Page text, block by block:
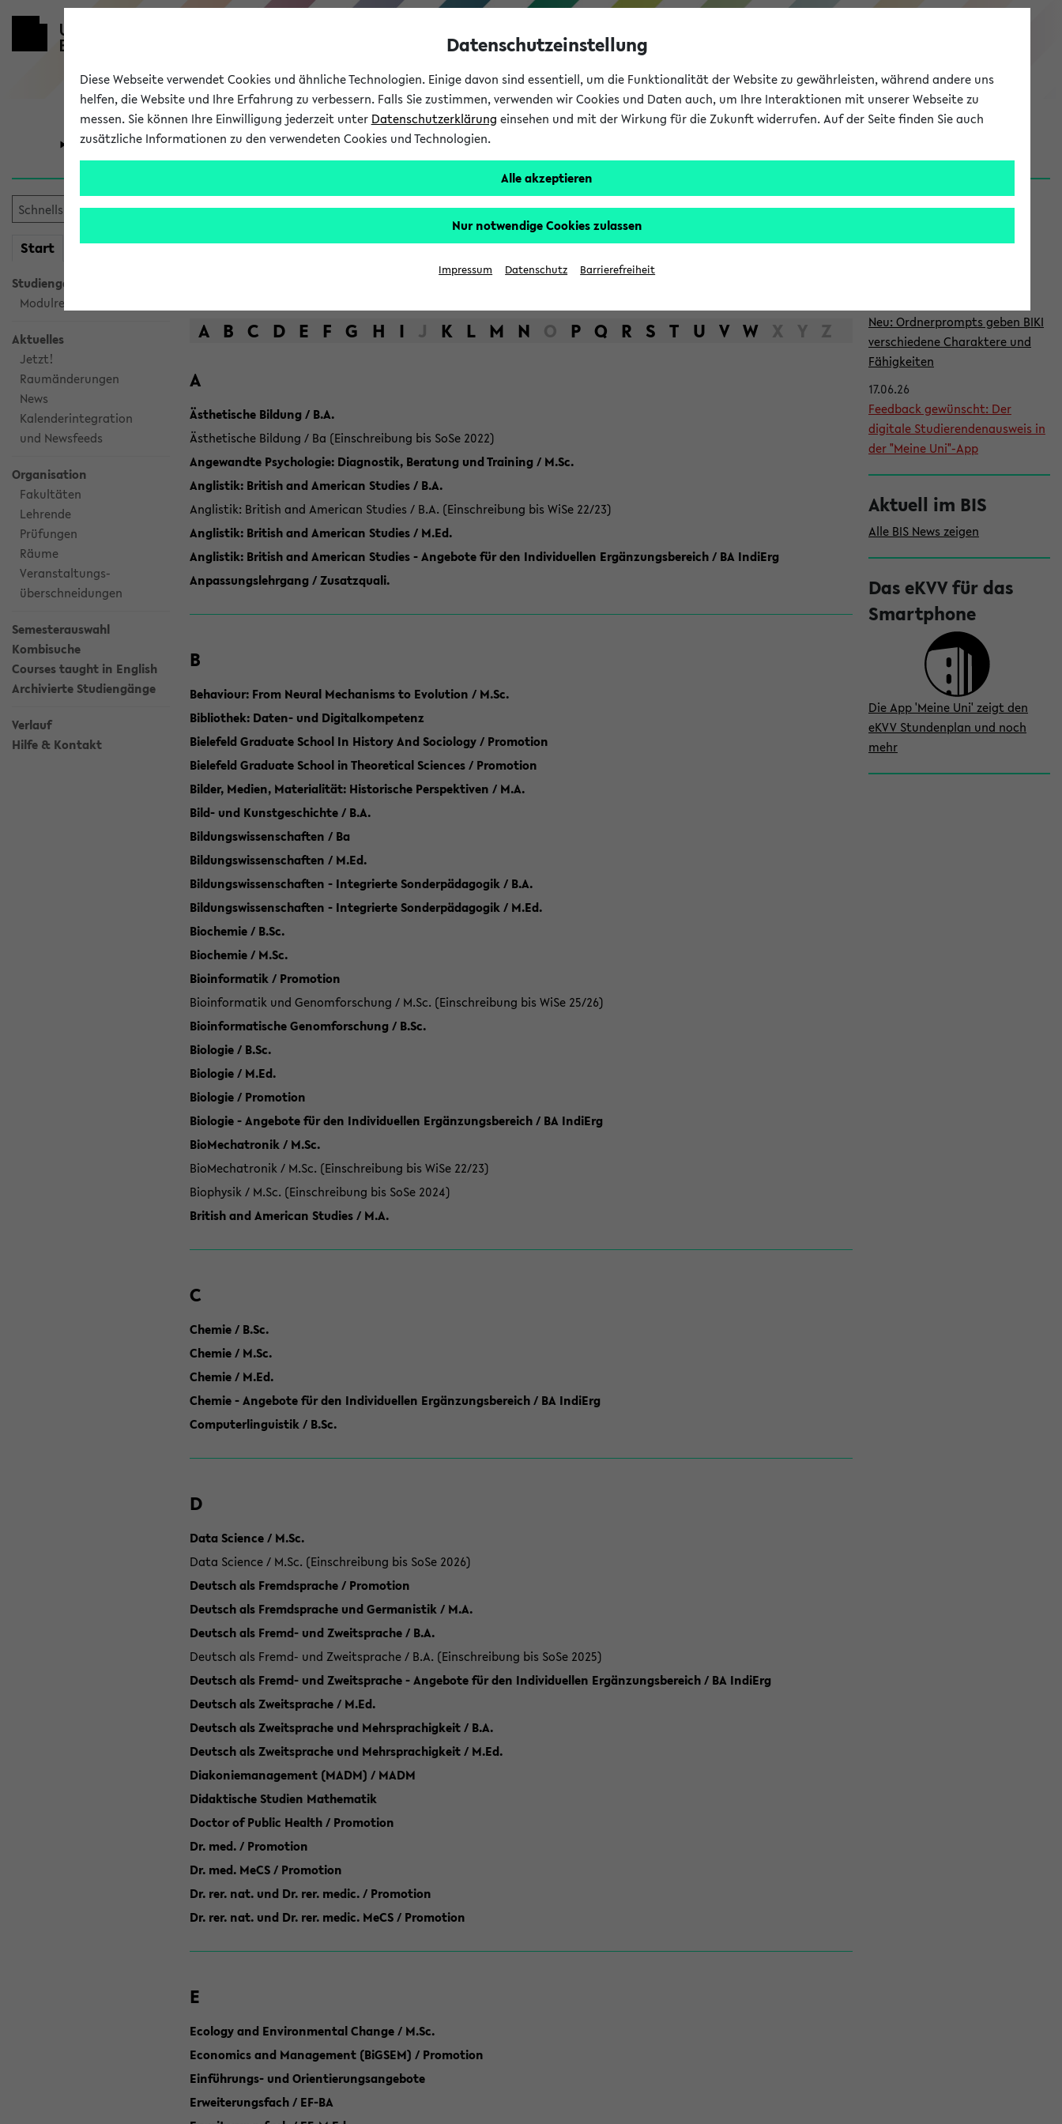
eKVV
Universität Forschung Studium
Start meineKVV
Studiengangsauswahl
Modulrecherche
Aktuelles
Jetzt!
Raumänderungen
News
Kalenderintegration
und Newsfeeds
Organisation
Fakultäten
Lehrende
Prüfungen
Räume
Veranstaltungs-
überschneidungen
Semesterauswahl
Kombisuche
Courses taught in English
Archivierte Studiengänge
Verlauf
Hilfe & Kontakt
Das Lehrangebot der Universität Bielefeld
A B C D E F G H I J K L M N O P Q R S T U V W X Y Z
A
Ästhetische Bildung / B.A.
Ästhetische Bildung / Ba (Einschreibung bis SoSe 2022)
Angewandte Psychologie: Diagnostik, Beratung und Training / M.Sc.
Anglistik: British and American Studies / B.A.
Anglistik: British and American Studies / B.A. (Einschreibung bis WiSe 22/23)
Anglistik: British and American Studies / M.Ed.
Anglistik: British and American Studies - Angebote für den Individuellen Ergänzungsbereich / BA IndiErg
Anpassungslehrgang / Zusatzquali.
B
Behaviour: From Neural Mechanisms to Evolution / M.Sc.
Bibliothek: Daten- und Digitalkompetenz
Bielefeld Graduate School In History And Sociology / Promotion
Bielefeld Graduate School in Theoretical Sciences / Promotion
Bilder, Medien, Materialität: Historische Perspektiven / M.A.
Bild- und Kunstgeschichte / B.A.
Bildungswissenschaften / Ba
Bildungswissenschaften / M.Ed.
Bildungswissenschaften - Integrierte Sonderpädagogik / B.A.
Bildungswissenschaften - Integrierte Sonderpädagogik / M.Ed.
Biochemie / B.Sc.
Biochemie / M.Sc.
Bioinformatik / Promotion
Bioinformatik und Genomforschung / M.Sc. (Einschreibung bis WiSe 25/26)
Bioinformatische Genomforschung / B.Sc.
Biologie / B.Sc.
Biologie / M.Ed.
Biologie / Promotion
Biologie - Angebote für den Individuellen Ergänzungsbereich / BA IndiErg
BioMechatronik / M.Sc.
BioMechatronik / M.Sc. (Einschreibung bis WiSe 22/23)
Biophysik / M.Sc. (Einschreibung bis SoSe 2024)
British and American Studies / M.A.
C
Chemie / B.Sc.
Chemie / M.Sc.
Chemie / M.Ed.
Chemie - Angebote für den Individuellen Ergänzungsbereich / BA IndiErg
Computerlinguistik / B.Sc.
D
Data Science / M.Sc.
Data Science / M.Sc. (Einschreibung bis SoSe 2026)
Deutsch als Fremdsprache / Promotion
Deutsch als Fremdsprache und Germanistik / M.A.
Deutsch als Fremd- und Zweitsprache / B.A.
Deutsch als Fremd- und Zweitsprache / B.A. (Einschreibung bis SoSe 2025)
Deutsch als Fremd- und Zweitsprache - Angebote für den Individuellen Ergänzungsbereich / BA IndiErg
Deutsch als Zweitsprache / M.Ed.
Deutsch als Zweitsprache und Mehrsprachigkeit / B.A.
Deutsch als Zweitsprache und Mehrsprachigkeit / M.Ed.
Diakoniemanagement (MADM) / MADM
Didaktische Studien Mathematik
Doctor of Public Health / Promotion
Dr. med. / Promotion
Dr. med. MeCS / Promotion
Dr. rer. nat. und Dr. rer. medic. / Promotion
Dr. rer. nat. und Dr. rer. medic. MeCS / Promotion
E
Ecology and Environmental Change / M.Sc.
Economics and Management (BiGSEM) / Promotion
Einführungs- und Orientierungsangebote
Erweiterungsfach / EF-BA
S
i
News
Neu: Ordnerprompts geben BIKI
verschiedene Charaktere und
Fähigkeiten
17.06.26
Feedback gewünscht: Der
digitale Studierendenausweis in
der "Meine Uni"-App
Aktuell im BIS
Alle BIS News zeigen
Das eKVV für das
Smartphone
Die App 'Meine Uni' zeigt den
eKVV Stundenplan und noch
mehr
Datenschutzeinstellung
Diese Webseite verwendet Cookies und ähnliche Technologien. Einige davon sind essentiell, um die Funktionalität der Website zu gewährleisten, während andere uns
helfen, die Website und Ihre Erfahrung zu verbessern. Falls Sie zustimmen, verwenden wir Cookies und Daten auch, um Ihre Interaktionen mit unserer Webseite zu
messen. Sie können Ihre Einwilligung jederzeit unter Datenschutzerklärung einsehen und mit der Wirkung für die Zukunft widerrufen. Auf der Seite finden Sie auch
zusätzliche Informationen zu den verwendeten Cookies und Technologien.
Alle akzeptieren
Nur notwendige Cookies zulassen
Impressum Datenschutz Barrierefreiheit